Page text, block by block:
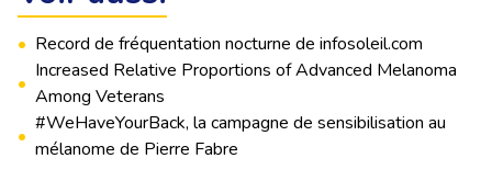
• Record de fréquentation nocturne de infosoleil.com
•
Increased Relative Proportions of Advanced Melanoma
Among Veterans
•
#WeHaveYourBack, la campagne de sensibilisation au
mélanome de Pierre Fabre